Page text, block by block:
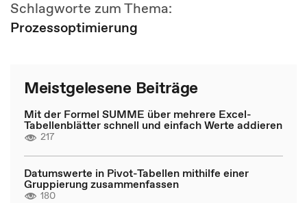
Schlagworte zum Thema:
Prozessoptimierung
Meistgelesene Beiträge
Mit der Formel SUMME über mehrere Excel-
Tabellenblätter schnell und einfach Werte addieren
217
Datumswerte in Pivot-Tabellen mithilfe einer
Gruppierung zusammenfassen
180